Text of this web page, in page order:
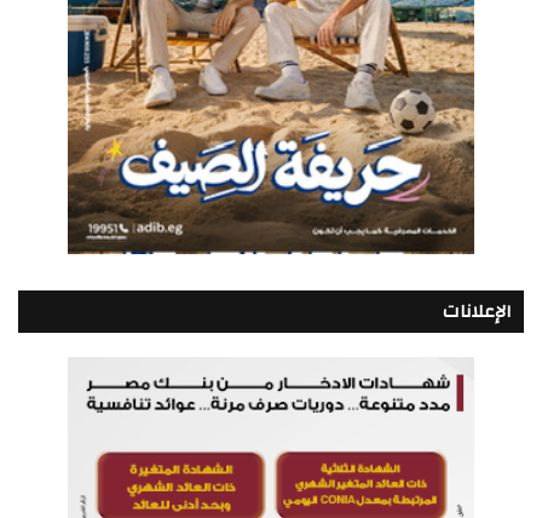
الإعلانات